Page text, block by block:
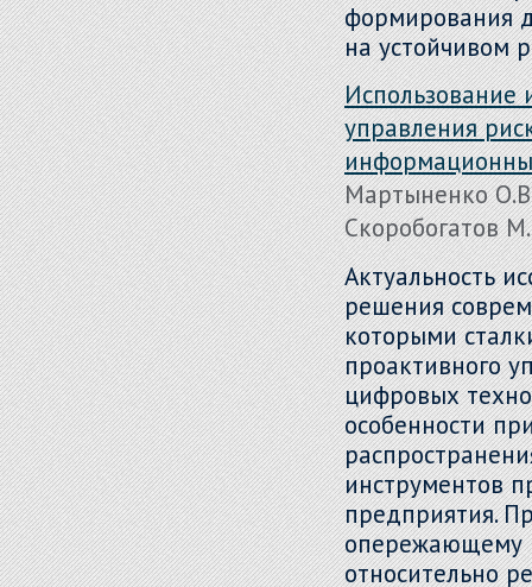
формирования
на устойчивом
Использование
управления
Мартыненко
Скоробогатов
Актуальность
решения
которыми
проактивного
цифровых
особенности
инструментов
предприятия.
опережающему
относительно